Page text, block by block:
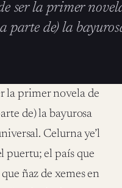
ser la primer
parte de) la
la primer novela de
de) la bayurosa
Celurna ye’l
puertu; el país que
ñaz de xemes en